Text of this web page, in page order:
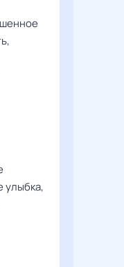
улыбка,